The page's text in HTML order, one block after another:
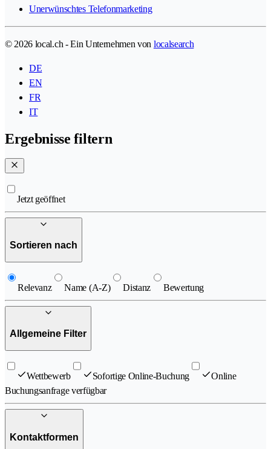
Unerwünschtes Telefonmarketing
© 2026 local.ch - Ein Unternehmen von localsearch
DE
EN
FR
IT
Ergebnisse filtern
Jetzt geöffnet
Sortieren nach
Relevanz Name (A-Z) Distanz Bewertung
Allgemeine Filter
Wettbewerb Sofortige Online-Buchung
Online
Buchungsanfrage verfügbar
Kontaktformen